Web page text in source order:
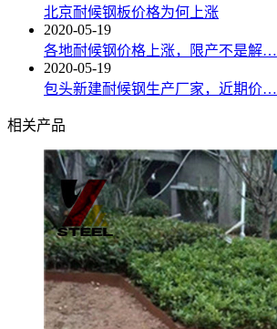
北京耐候钢板价格为何上涨
2020-05-19
各地耐候钢价格上涨，限产不是解…
2020-05-19
包头新建耐候钢生产厂家，近期价…
相关产品